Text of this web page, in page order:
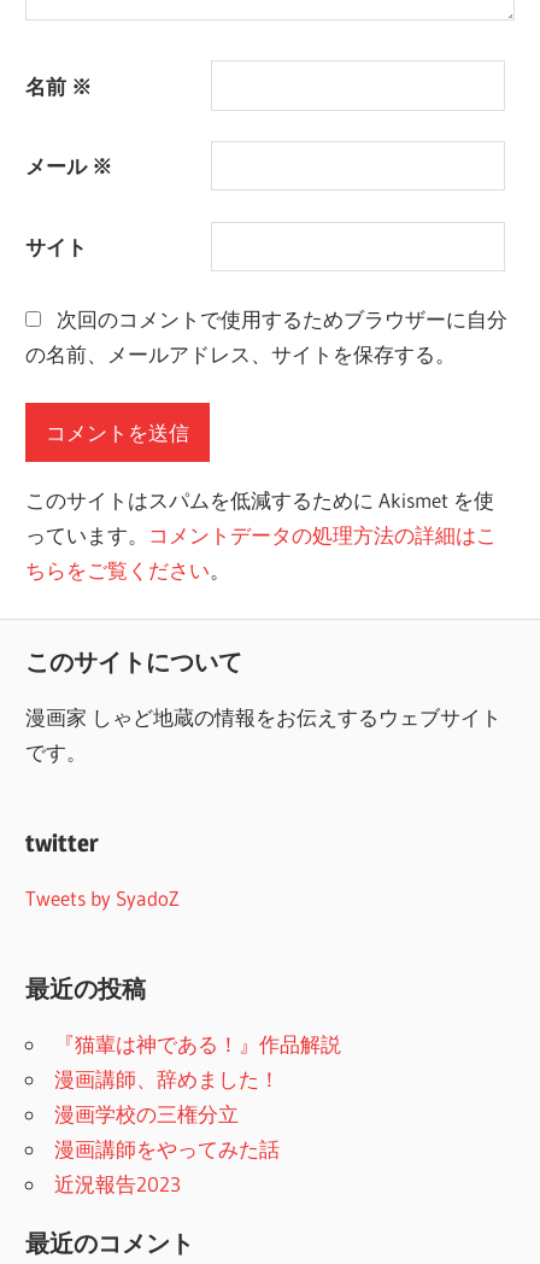
名前 ※
メール ※
サイト
次回のコメントで使用するためブラウザーに自分
の名前、メールアドレス、サイトを保存する。
このサイトはスパムを低減するために Akismet を使
っています。 コメントデータの処理方法の詳細はこ
ちらをご覧ください。
このサイトについて
漫画家 しゃど地蔵の情報をお伝えするウェブサイト
です。
twitter
Tweets by SyadoZ
最近の投稿
『猫輩は神である！』作品解説
漫画講師、辞めました！
漫画学校の三権分立
漫画講師をやってみた話
近況報告2023
最近のコメント